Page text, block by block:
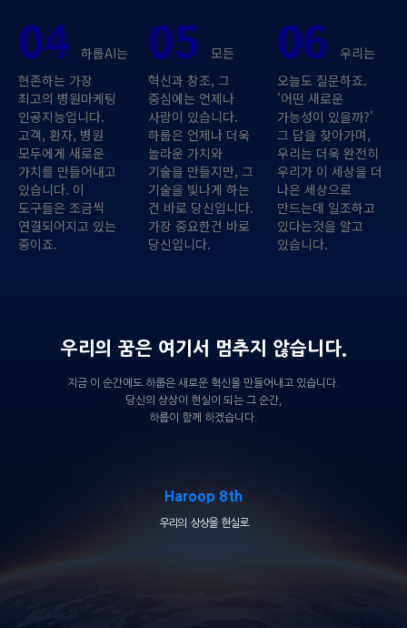
04
하룹AI는
현존하는 가장
최고의 병원마케팅
인공지능입니다.
고객, 환자, 병원
모두에게 새로운
가치를 만들어내고
있습니다. 이
도구들은 조금씩
연결되어지고 있는
중이죠.
05
모든
혁신과 창조, 그
중심에는 언제나
사람이 있습니다.
하룹은 언제나 더욱
놀라운 가치와
기술을 만들지만, 그
기술을 빛나게 하는
건 바로 당신입니다.
가장 중요한건 바로
당신입니다.
06우리는
오늘도 질문하죠.
'어떤 새로운
가능성이 있을까?'
그 답을 찾아가며,
우리는 더욱 완전히
우리가 이 세상을 더
나은 세상으로
만드는데 일조하고
있다는것을 알고
있습니다.
우리의 꿈은 여기서 멈추지 않습니다.
지금 이 순간에도 하룹은 새로운 혁신을 만들어내고 있습니다.
당신의 상상이 현실이 되는 그 순간,
하룹이 함께 하겠습니다.
Haroop 8th
우리의 상상을 현실로